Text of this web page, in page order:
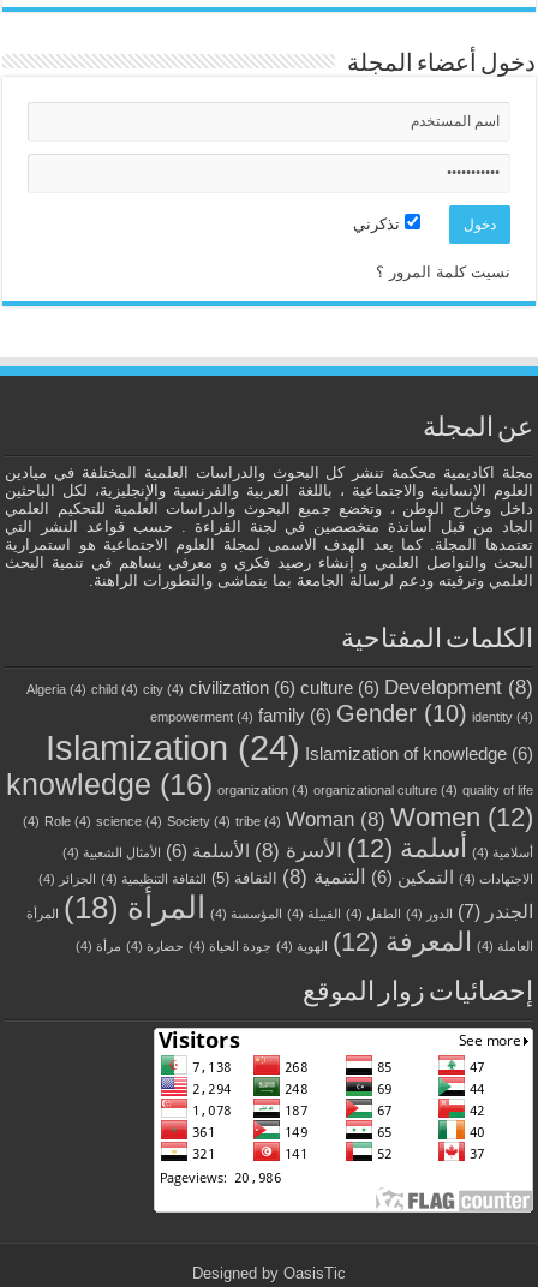
دخول أعضاء المجلة
تذكرني
نسيت كلمة المرور ؟
عن المجلة
مجلة اكاديمية محكمة تنشر كل البحوث والدراسات العلمية المختلفة في ميادين
العلوم الإنسانية والاجتماعية ، باللغة العربية والفرنسية والإنجليزية، لكل الباحثين
داخل وخارج الوطن ، وتخضع جميع البحوث والدراسات العلمية للتحكيم العلمي
الجاد من قبل أساتذة متخصصين في لجنة القراءة . حسب قواعد النشر التي
تعتمدها المجلة. كما يعد الهدف الاسمى لمجلة العلوم الاجتماعية هو استمرارية
البحث والتواصل العلمي و إنشاء رصيد فكري و معرفي يساهم في تنمية البحث
العلمي وترقيته ودعم لرسالة الجامعة بما يتماشى والتطورات الراهنة.
الكلمات المفتاحية
Algeria(4) child(4) city(4) civilization(6) culture(6) Development(8)
empowerment(4) family(6) Gender(10) identity(4)
Islamization (24) Islamization of knowledge(6)
knowledge (16) organization(4) organizational culture(4) quality of life
(4) Role(4) science(4) Society(4) tribe(4) Woman(8) Women (12)
أسلامية (4) أسلمة (12) الأسرة (8) الأسلمة (6) الأمثال الشعبية (4)
الاجتهادات (4) التمكين (6) التنمية (8) الثقافة (5) الثقافة التنظيمية (4) الجزائر (4)
الجندر (7) الدور (4) الطفل (4) القبيلة (4) المؤسسة (4) المرأة (18) المرأة
العاملة (4) المعرفة (12) الهوية (4) جودة الحياة (4) حضارة (4) مرأة (4)
إحصائيات زوار الموقع
Designed by OasisTic